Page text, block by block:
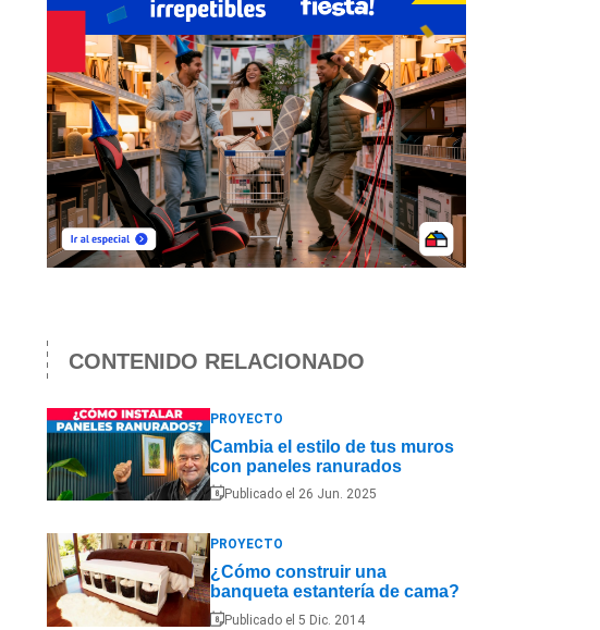
CONTENIDO RELACIONADO
PROYECTO
Cambia el estilo de tus muros
con paneles ranurados
Publicado el 26 Jun. 2025
PROYECTO
¿Cómo construir una
banqueta estantería de cama?
Publicado el 5 Dic. 2014